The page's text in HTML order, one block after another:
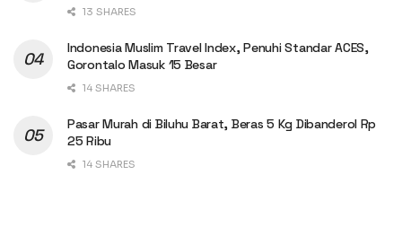
13 SHARES
Indonesia Muslim Travel Index, Penuhi Standar ACES,
Gorontalo Masuk 15 Besar
14 SHARES
Pasar Murah di Biluhu Barat, Beras 5 Kg Dibanderol Rp
25 Ribu
14 SHARES